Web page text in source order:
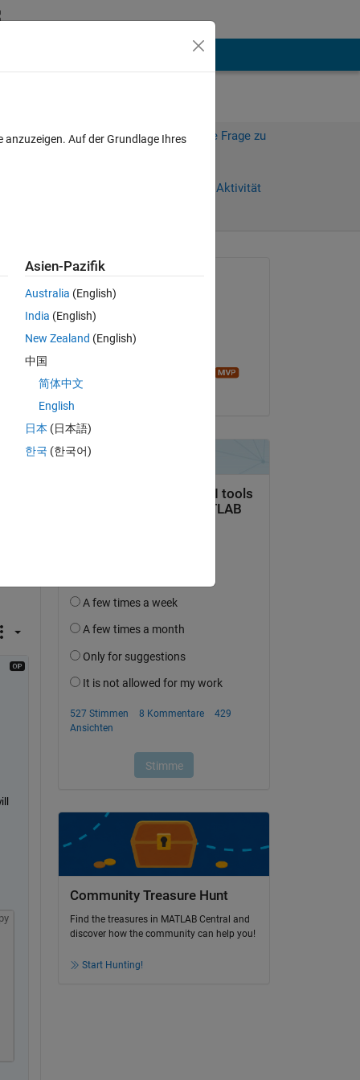
Melden Sie sich an, um diese Frage zu
Anmelden, um Aktivität
Harry Smith
am 25 Jul. 2021
am 25 Jul. 2021
Community Treasure Hunt
Find the treasures in MATLAB Central and
discover how the community can help you!
Start Hunting!
Auf der Grundlage Ihres
Asien-Pazifik
Australia (English)
India (English)
New Zealand (English)
中国
简体中文
English
日本 (日本語)
한국 (한국어)